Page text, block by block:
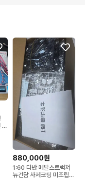
코
880,000원
1:60 다반 메탈스트럭쳐
뉴건담 사제코팅 미조립판